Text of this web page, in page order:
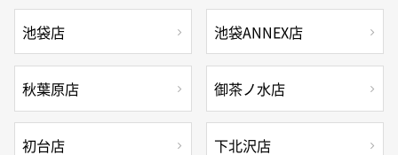
池袋店 池袋ANNEX店
秋葉原店 御茶ノ水店
初台店 下北沢店